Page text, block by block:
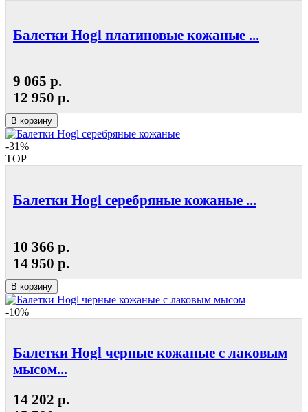
Балетки Hogl платиновые кожаные ...
9 065 р.
12 950 р.
В корзину
-31%
TOP
Балетки Hogl серебряные кожаные ...
10 366 р.
14 950 р.
В корзину
-10%
Балетки Hogl черные кожаные с лаковым
мысом...
14 202 р.